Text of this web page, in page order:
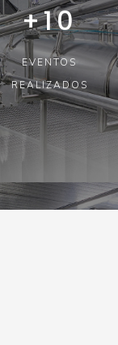
+10
EVENTOS
REALIZADOS